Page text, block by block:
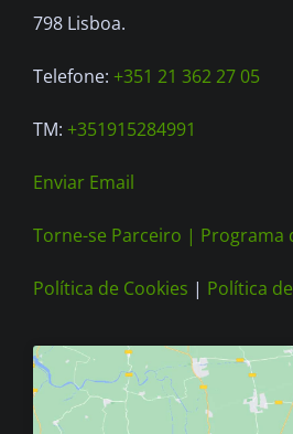
on
the
page
798 Lisboa.
Telefone: +351 21 362 27 05
TM: +351915284991
Enviar Email
Torne-se Parceiro | Programa
Política de Cookies | Política